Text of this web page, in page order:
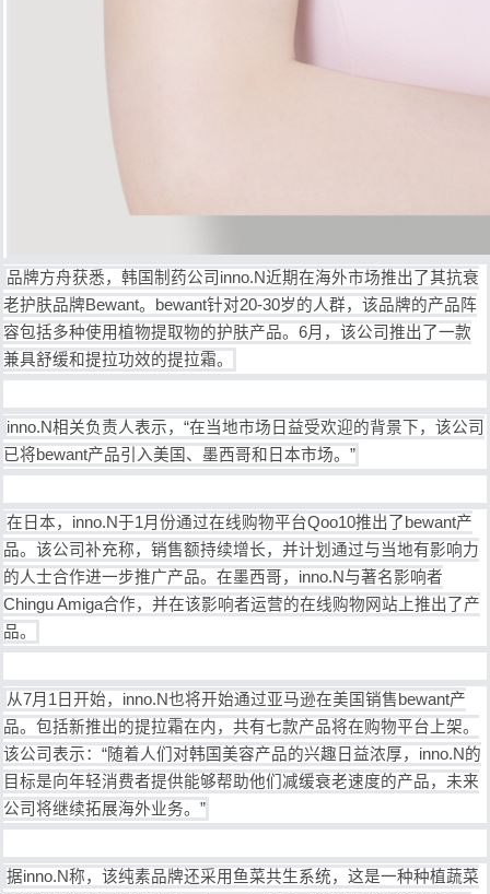
品牌方舟获悉，韩国制药公司inno.N近期在海外市场推出了其抗衰
老护肤品牌Bewant。bewant针对20-30岁的人群，该品牌的产品阵
容包括多种使用植物提取物的护肤产品。6月，该公司推出了一款
兼具舒缓和提拉功效的提拉霜。
inno.N相关负责人表示，“在当地市场日益受欢迎的背景下，该公司
已将bewant产品引入美国、墨西哥和日本市场。”
在日本，inno.N于1月份通过在线购物平台Qoo10推出了bewant产
品。该公司补充称，销售额持续增长，并计划通过与当地有影响力
的人士合作进一步推广产品。在墨西哥，inno.N与著名影响者
Chingu Amiga合作，并在该影响者运营的在线购物网站上推出了产
品。
从7月1日开始，inno.N也将开始通过亚马逊在美国销售bewant产
品。包括新推出的提拉霜在内，共有七款产品将在购物平台上架。
该公司表示：“随着人们对韩国美容产品的兴趣日益浓厚，inno.N的
目标是向年轻消费者提供能够帮助他们减缓衰老速度的产品，未来
公司将继续拓展海外业务。”
据inno.N称，该纯素品牌还采用鱼菜共生系统，这是一种种植蔬菜